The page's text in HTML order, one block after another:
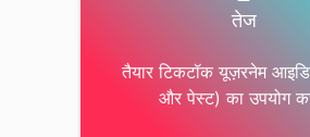
तेज
तैयार टिकटॉक यूज़रनेम
और पेस्ट) का उपयोग